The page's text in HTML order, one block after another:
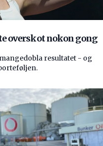
overskot nokon gong
resultatet - og